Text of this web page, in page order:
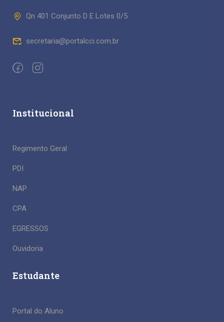
Qn 401 Conjunto D E Lotes 0/5
secretaria@portalcci.com.br
Institucional
Regimento Geral
PDI
NAP
CPA
EGRESSOS
Ouvidoria
Estudante
Portal do Aluno